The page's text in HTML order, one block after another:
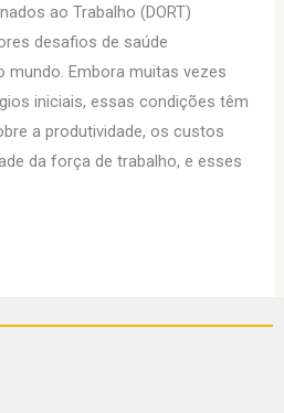
ao Trabalho (DORT)
desafios de saúde
mundo. Embora muitas vezes
iniciais, essas condições têm
a produtividade, os custos
da força de trabalho, e esses